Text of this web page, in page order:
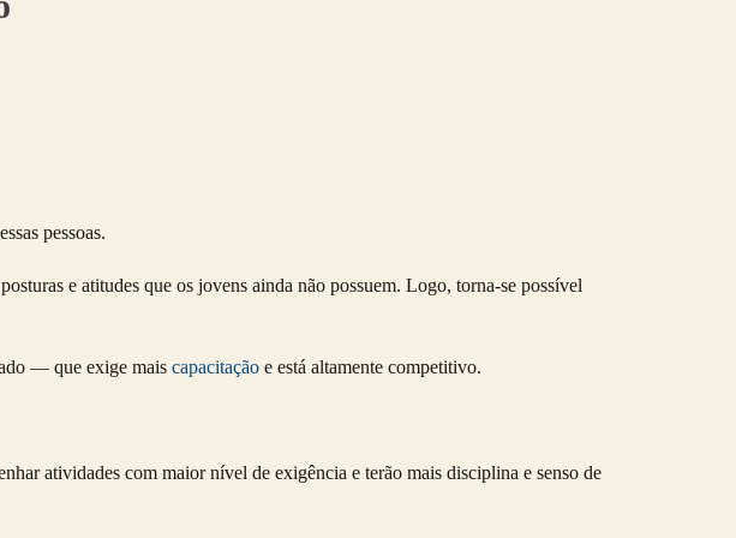
pessoas.
e atitudes que os jovens ainda não possuem. Logo, torna-se possível
— que exige mais capacitação e está altamente competitivo.
atividades com maior nível de exigência e terão mais disciplina e senso de